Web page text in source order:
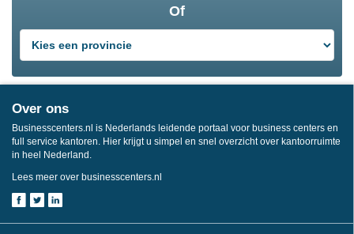
Of
Over ons
Businesscenters.nl is Nederlands leidende portaal voor business centers en
full service kantoren. Hier krijgt u simpel en snel overzicht over kantoorruimte
in heel Nederland.
Lees meer over businesscenters.nl